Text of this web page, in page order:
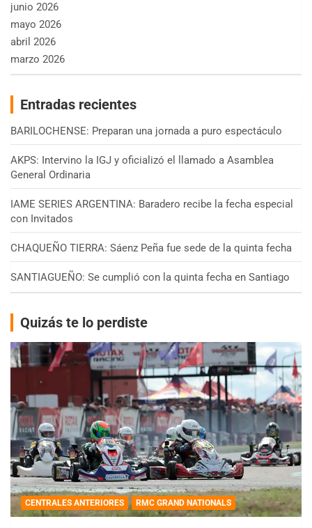
junio 2026
mayo 2026
abril 2026
marzo 2026
Entradas recientes
BARILOCHENSE: Preparan una jornada a puro espectáculo
AKPS: Intervino la IGJ y oficializó el llamado a Asamblea
General Ordinaria
IAME SERIES ARGENTINA: Baradero recibe la fecha especial
con Invitados
CHAQUEÑO TIERRA: Sáenz Peña fue sede de la quinta fecha
SANTIAGUEÑO: Se cumplió con la quinta fecha en Santiago
Quizás te lo perdiste
CENTRALES ANTERIORES RMC GRAND NATIONALS